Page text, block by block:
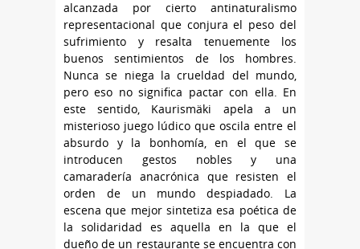
alcanzada por cierto antinaturalismo
representacional que conjura el peso del
sufrimiento y resalta tenuemente los
buenos sentimientos de los hombres.
Nunca se niega la crueldad del mundo,
pero eso no significa pactar con ella. En
este sentido, Kaurismäki apela a un
misterioso juego lúdico que oscila entre el
absurdo y la bonhomía, en el que se
introducen gestos nobles y una
camaradería anacrónica que resisten el
orden de un mundo despiadado. La
escena que mejor sintetiza esa poética de
la solidaridad es aquella en la que el
dueño de un restaurante se encuentra con